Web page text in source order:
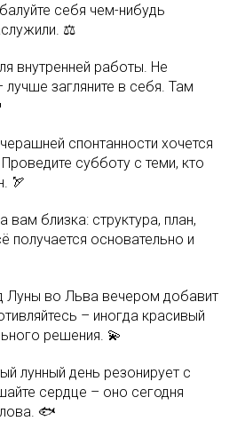
себя чем-нибудь
⚖️
внутренней работы. Не
лучше загляните в себя. Там
спонтанности хочется
субботу с теми, кто
🏹
вам близка: структура, план,
получается основательно и
Луны во Льва вечером добавит
– иногда красивый
решения. 💫
лунный день резонирует с
сердце – оно сегодня
🐟